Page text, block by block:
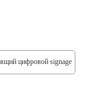
цифровой signage